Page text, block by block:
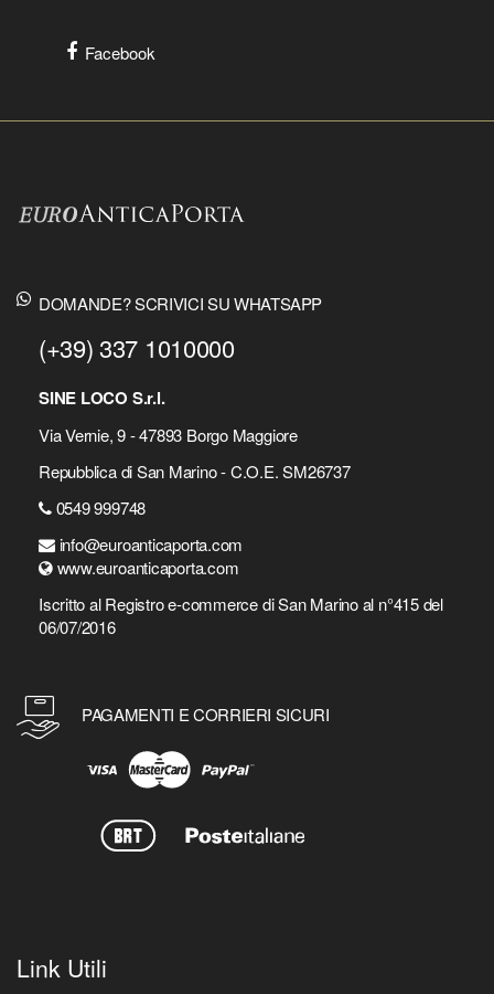
Facebook
DOMANDE? SCRIVICI SU WHATSAPP
(+39) 337 1010000
SINE LOCO S.r.l.
Via Vernie, 9 - 47893 Borgo Maggiore
Repubblica di San Marino - C.O.E. SM26737
0549 999748
info@euroanticaporta.com
www.euroanticaporta.com
Iscritto al Registro e-commerce di San Marino al n°415 del
06/07/2016
PAGAMENTI E CORRIERI SICURI
Link Utili